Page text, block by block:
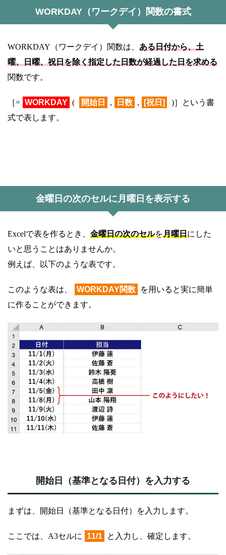
WORKDAY（ワークデイ）関数の書式
WORKDAY（ワークデイ）関数は、 ある日付から、土
曜、日曜、祝日を除く指定した日数が経過した日を求める
関数です。
［= WORKDAY ( 開始日 , 日数 , [祝日]
)］という書
式で表します。
金曜日の次のセルに月曜日を表示する
Excelで表を作るとき、 金曜日の次のセルを月曜日にした
いと思うことはありませんか。
例えば、以下のような表です。
このような表は、 WORKDAY関数
を用いると実に簡単
に作ることができます。
開始日（基準となる日付）を入力する
まずは、開始日（基準となる日付）を入力します。
ここでは、A3セルに 11/1 と入力し、確定します。